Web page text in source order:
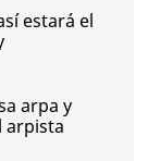
estará el
arpa y
arpista